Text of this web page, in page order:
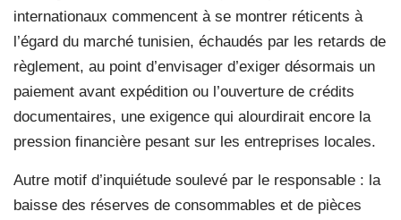
internationaux commencent à se montrer réticents à
l’égard du marché tunisien, échaudés par les retards de
règlement, au point d’envisager d’exiger désormais un
paiement avant expédition ou l’ouverture de crédits
documentaires, une exigence qui alourdirait encore la
pression financière pesant sur les entreprises locales.
Autre motif d’inquiétude soulevé par le responsable : la
baisse des réserves de consommables et de pièces